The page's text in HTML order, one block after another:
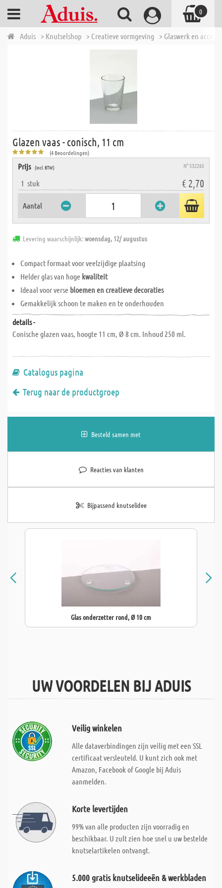
Aduis > Knutselshop > Creatieve vormgeving > Glaswerk en
Glazen vaas - conisch, 11 cm
(4 Beoordelingen)
Prijs (incl. BTW) N° 532265
1 stuk € 2,70
Aantal
Levering waarschijnlijk:woensdag, 12/ augustus
Compact formaat voor veelzijdige plaatsing
Helder glas van hoge kwaliteit
Ideaal voor verse bloemen en creatieve decoraties
Gemakkelijk schoon te maken en te onderhouden
details -
Conische glazen vaas, hoogte 11 cm, Ø 8 cm. Inhoud 250 ml.
Catalogus pagina
Terug naar de productgroep
Besteld samen met
Reacties van klanten
Bijpassend knutselidee
Glas onderzetter rond, Ø 10 cm
UW VOORDELEN BIJ ADUIS
Veilig winkelen
Alle dataverbindingen zijn veilig met een SSL
certificaat versleuteld. U kunt zich ook met
Amazon, Facebook of Google bij Aduis
aanmelden.
Korte levertijden
99% van alle producten zijn voorradig en
beschikbaar. U zult zien hoe snel u uw bestelde
knutselartikelen ontvangt.
5.000 gratis knutselideeën & werkbladen
0